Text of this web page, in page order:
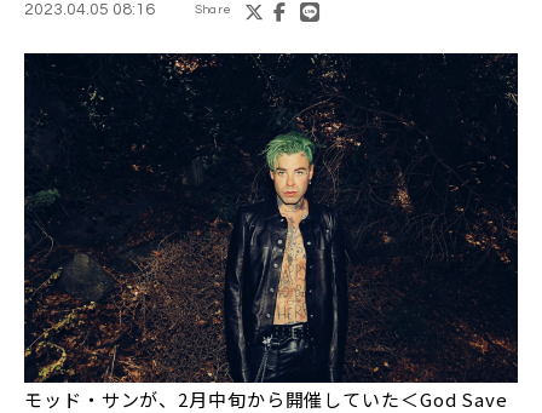
2023.04.05 08:16 Share
モッド・サンが、2月中旬から開催していた＜God Save